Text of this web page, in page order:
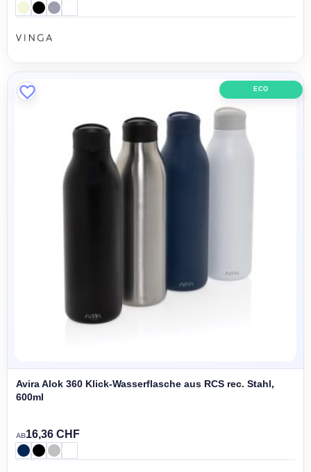
ECO
Avira Alok 360 Klick-Wasserflasche aus RCS rec. Stahl,
600ml
AB16,36 CHF